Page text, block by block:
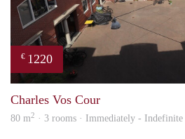
€ 1220
Charles Vos Cour
80 m2 · 3 rooms · Immediately - Indefinite